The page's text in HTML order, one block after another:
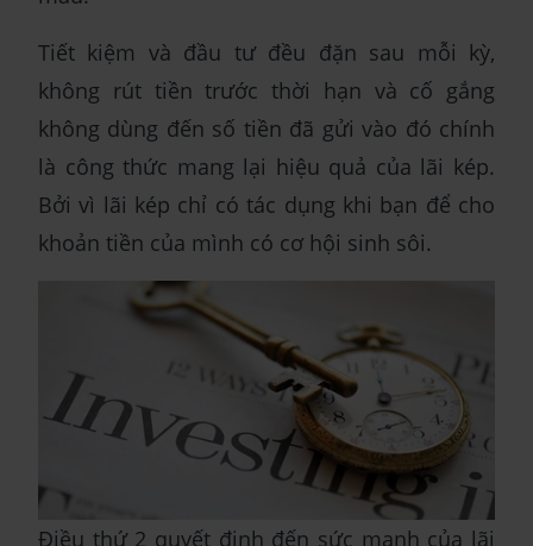
Tiết kiệm và đầu tư đều đặn sau mỗi kỳ,
không rút tiền trước thời hạn và cố gắng
không dùng đến số tiền đã gửi vào đó chính
là công thức mang lại hiệu quả của lãi kép.
Bởi vì lãi kép chỉ có tác dụng khi bạn để cho
khoản tiền của mình có cơ hội sinh sôi.
Điều thứ 2 quyết định đến sức mạnh của lãi